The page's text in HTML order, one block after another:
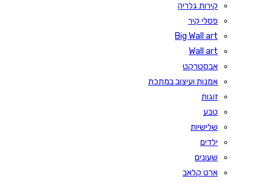
קירות גלריה
פסלי קיר
Big Wall art
Wall art
אבסטרקט
אמנות ועיצוב במתכת
זוגות
טבע
שלישיות
ילדים
שעונים
ארט קלאב